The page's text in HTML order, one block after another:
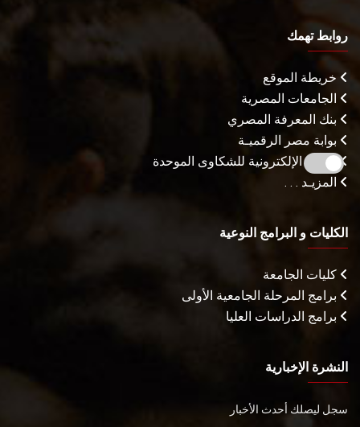
روابط تهمك
خريطة الموقع
الجامعات المصرية
بنك المعرفة المصري
بوابة مصر الرقميـة
البوابة الإلكترونية للشكاوى الموحدة
المزيـد . . .
الكليات و البرامج النوعية
كليات الجامعة
برامج المرحلة الجامعية الأولى
برامج الدراسات العليا
النشرة الإخبارية
سجل ليصلك أحدث الأخبار